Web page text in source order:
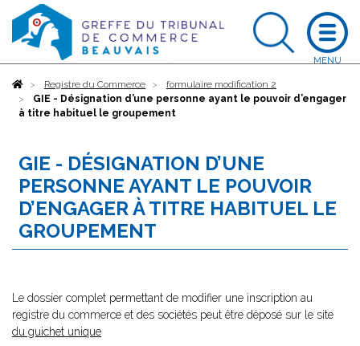
AccueilRegistre du Commerce
formulaire modification 2
GIE - Désignation d’une personne ayant le pouvoir d’engager
à titre habituel le groupement
GIE - DÉSIGNATION D’UNE
PERSONNE AYANT LE POUVOIR
D’ENGAGER À TITRE HABITUEL LE
GROUPEMENT
Le dossier complet permettant de modifier une inscription au
registre du commerce et des sociétés peut être déposé sur le site
du guichet unique